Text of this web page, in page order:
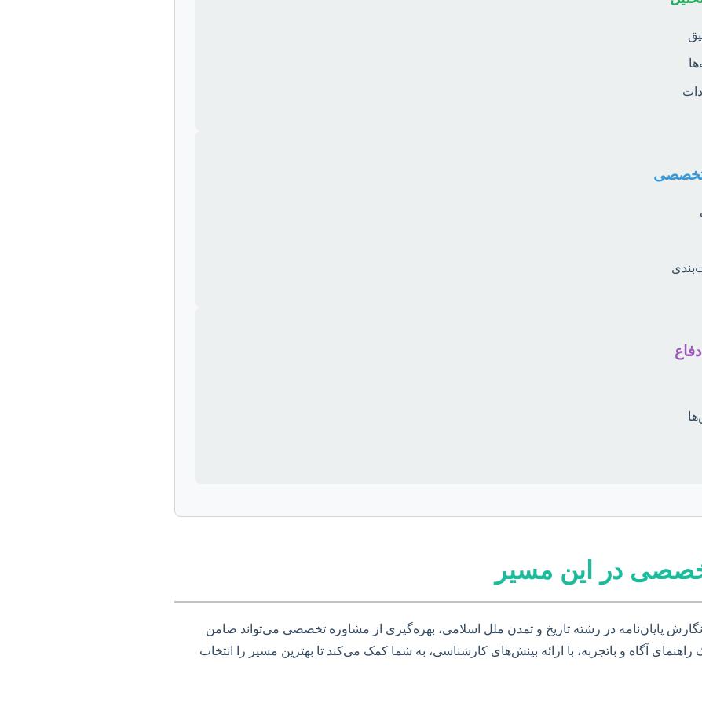
در این مسیر
پایان‌نامه در رشته تاریخ و تمدن ملل اسلامی، بهره‌گیری از مشاوره تخصصی می‌تواند ضامن
آگاه و باتجربه، با ارائه بینش‌های کارشناسی، به شما کمک می‌کند تا بهترین مسیر را انتخاب